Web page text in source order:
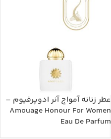
عطر زنانه آمواج آنر ادوپرفیوم –
Amouage Honour For Women
Eau De Parfum